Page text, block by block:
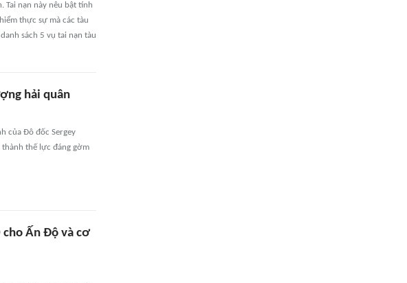
Tai nạn này nêu bật tính
thực sự mà các tàu
sách 5 vụ tai nạn tàu
hải quân
của Đô đốc Sergey
thế lực đáng gờm
cho Ấn Độ và cơ